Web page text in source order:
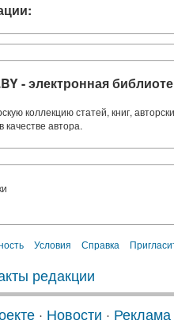
- электронная
коллекцию статей, книг,
качестве автора.
Условия Справка
редакции
· Новости · Реклама